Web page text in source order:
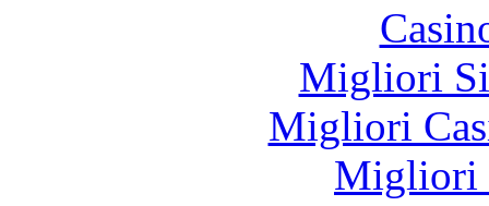
Migliori
Migliori
Migliori